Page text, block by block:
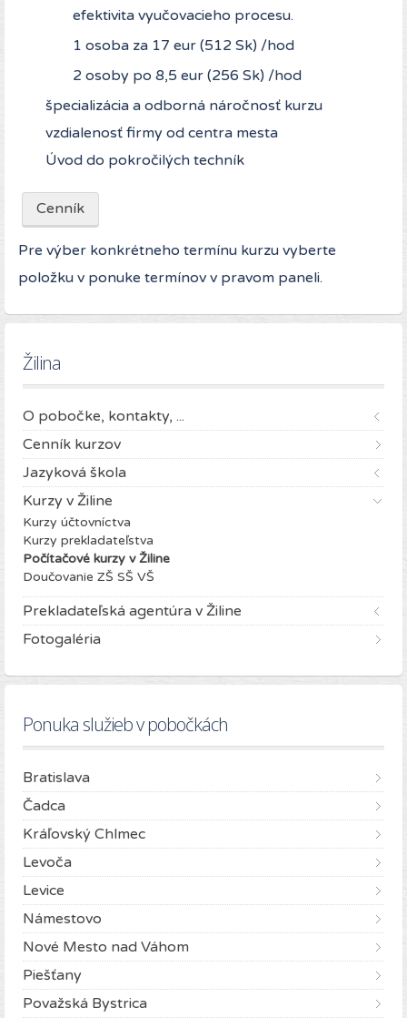
efektivita vyučovacieho procesu.
1 osoba za 17 eur (512 Sk) /hod
2 osoby po 8,5 eur (256 Sk) /hod
špecializácia a odborná náročnosť kurzu
vzdialenosť firmy od centra mesta
Úvod do pokročilých techník
Cenník
Pre výber konkrétneho termínu kurzu vyberte
položku v ponuke termínov v pravom paneli.
Žilina
O pobočke, kontakty, ...
Cenník kurzov
Jazyková škola
Kurzy v Žiline
Kurzy účtovníctva
Kurzy prekladateľstva
Počítačové kurzy v Žiline
Doučovanie ZŠ SŠ VŠ
Prekladateľská agentúra v Žiline
Fotogaléria
Ponuka služieb v pobočkách
Bratislava
Čadca
Kráľovský Chlmec
Levoča
Levice
Námestovo
Nové Mesto nad Váhom
Piešťany
Považská Bystrica